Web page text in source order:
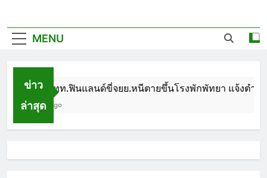
รับผิดชอบ พร้อมเตือนอย่าหลงเชื่อรีวิวราคาถูก
ชลบุรี หนุ่มใหญ่ออสซี่พาสาวไทยวัย 17 เข้าคอนโด
ชลบุรี ฉลุยก่อนหมดวาระ! สภาเมืองพัทยา ผ่านงบ 5.7
MENU
ข่าว
ล่าสุด
ชลบุรี นทท.ฟินแลนด์ขี่จยย.หนีตายขึ้นโรงพักพัทยา แจ้งตำรวจ
1 Month Ago